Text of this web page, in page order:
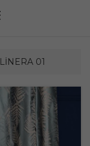
LINERA 01